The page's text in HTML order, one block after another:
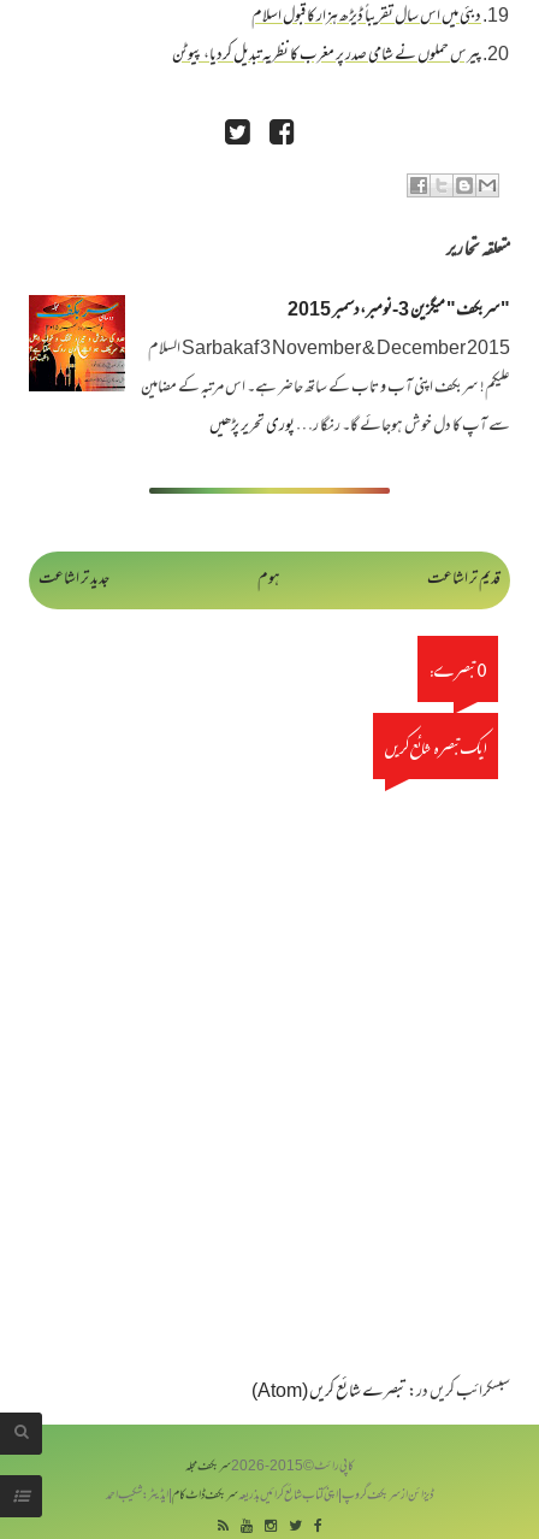
دبئی میں اس سال تقریباً ڈیڑھ ہزار کا قبول اسلام
پیرس حملوں نے شامی صدر پر مغرب کا نظریہ تبدیل کردیا، پیوٹن
متعلقہ تحاریر
"سربکف" میگزین 3-نومبر،دسمبر 2015
Sarbakaf 3 November & December 2015 السلام
علیکم! سربکف اپنی آب و تاب کے ساتھ حاضر ہے۔ اس مرتبہ کے مضامین
سے آپ کا دل خوش ہوجائے گا۔ رنگا ر…پوری تحریر پڑھیں
جدید تر اشاعت قدیم تر اشاعت ہوم
0 تبصرے:
ایک تبصرہ شائع کریں
سبسکرائب کریں در:تبصرے شائع کریں (Atom)
کاپی رائٹ © 2015- 2026سربکف مجلہ
ڈیزائن از سر بکف گروپ | اپنی کتاب شائع کرائیں بذریعہسربکف ڈاٹ کام| ایڈیٹر: شکیب احمد